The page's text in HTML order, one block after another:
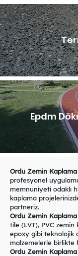
Epdm
Ordu Zemin Kaplama
profesyonel
memnuniyeti odaklı
kaplama
partneriz.
Ordu Zemin Kaplama
tile (LVT), PVC
epoxy gibi teknolojik
malzemelerle birlikte
Ordu Zemin Kaplama